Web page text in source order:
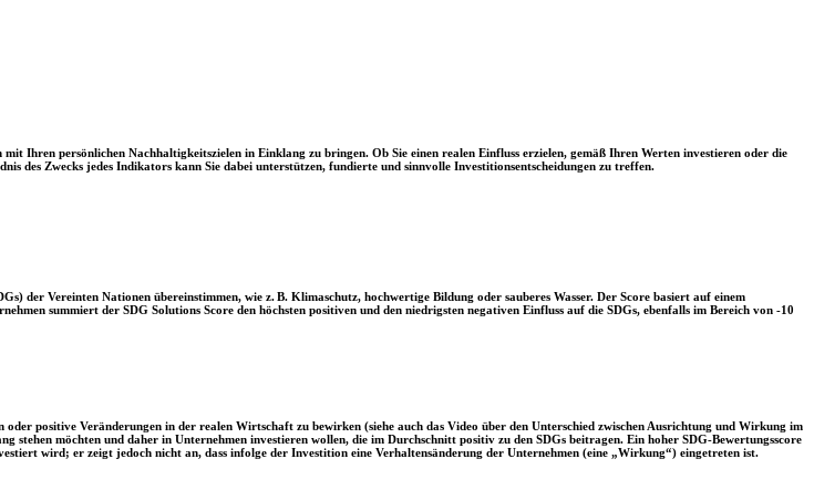
Ihren persönlichen Nachhaltigkeitszielen in Einklang zu bringen. Ob Sie einen realen Einfluss erzielen, gemäß Ihren Werten investieren oder die
des Zwecks jedes Indikators kann Sie dabei unterstützen, fundierte und sinnvolle Investitionsentscheidungen zu treffen.
der Vereinten Nationen übereinstimmen, wie z. B. Klimaschutz, hochwertige Bildung oder sauberes Wasser. Der Score basiert auf einem
summiert der SDG Solutions Score den höchsten positiven und den niedrigsten negativen Einfluss auf die SDGs, ebenfalls im Bereich von -10
positive Veränderungen in der realen Wirtschaft zu bewirken (siehe auch das Video über den Unterschied zwischen Ausrichtung und Wirkung im
möchten und daher in Unternehmen investieren wollen, die im Durchschnitt positiv zu den SDGs beitragen. Ein hoher SDG-Bewertungsscore
wird; er zeigt jedoch nicht an, dass infolge der Investition eine Verhaltensänderung der Unternehmen (eine „Wirkung“) eingetreten ist.